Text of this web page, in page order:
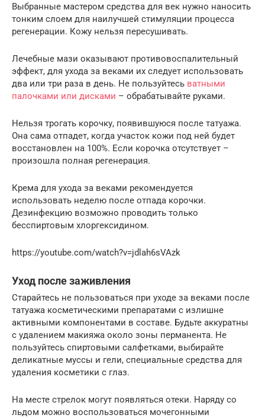
Выбранные мастером средства для век нужно наносить
тонким слоем для наилучшей стимуляции процесса
регенерации. Кожу нельзя пересушивать.
Лечебные мази оказывают противовоспалительный
эффект, для ухода за веками их следует использовать
два или три раза в день. Не пользуйтесь ватными
палочками или дисками – обрабатывайте руками.
Нельзя трогать корочку, появившуюся после татуажа.
Она сама отпадет, когда участок кожи под ней будет
восстановлен на 100%. Если корочка отсутствует –
произошла полная регенерация.
Крема для ухода за веками рекомендуется
использовать неделю после отпада корочки.
Дезинфекцию возможно проводить только
бесспиртовым хлоргексидином.
https://youtube.com/watch?v=jdlah6sVAzk
Уход после заживления
Старайтесь не пользоваться при уходе за веками после
татуажа косметическими препаратами с излишне
активными компонентами в составе. Будьте аккуратны
с удалением макияжа около зоны перманента. Не
пользуйтесь спиртовыми салфетками, выбирайте
деликатные муссы и гели, специальные средства для
удаления косметики с глаз.
На месте стрелок могут появляться отеки. Наряду со
льдом можно воспользоваться мочегонными